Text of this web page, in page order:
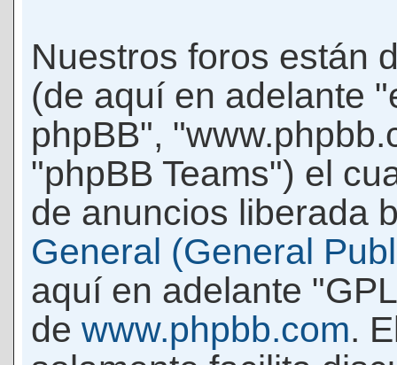
Nuestros foros están
(de aquí en adelante
phpBB",
"phpBB Teams") el
de anuncios liberada
General (General
aquí en adelante
de www.phpbb.com.